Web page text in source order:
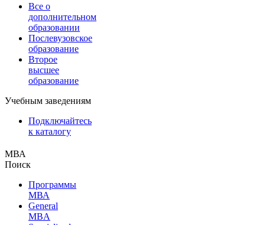
Все о
дополнительном
образовании
Послевузовское
образование
Второе
высшее
образование
Учебным заведениям
Подключайтесь
к каталогу
МВА
Поиск
Программы
МВА
General
MBA